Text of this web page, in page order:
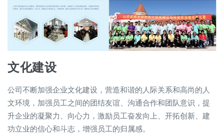
文化建设
公司不断加强企业文化建设，营造和谐的人际关系和高尚的人
文环境，加强员工之间的团结友谊、沟通合作和团队意识，提
升企业的凝聚力、向心力，激励员工奋发向上、开拓创新、建
功立业的信心和斗志，增强员工的归属感。